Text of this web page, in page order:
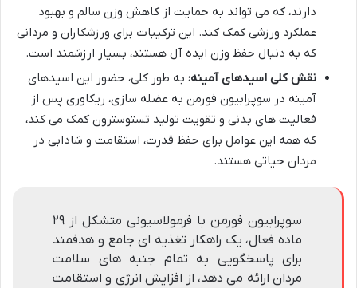
دارند، که می تواند به حمایت از کاهش وزن سالم و بهبود
عملکرد ورزشی کمک کند. این ترکیبات برای ورزشکاران و مردانی
که به دنبال حفظ وزن ایده آل هستند، بسیار ارزشمند است.
نقش کلی اسیدهای آمینه: به طور کلی، حضور این اسیدهای
آمینه در سوپرابیون فورمن به عضله سازی، ریکاوری پس از
فعالیت های بدنی و تقویت تولید تستوسترون کمک می کند،
که همه این عوامل برای حفظ قدرت، استقامت و شادابی در
مردان حیاتی هستند.
سوپرابیون فورمن با فرمولاسیونی متشکل از ۲۹
ماده فعال، یک راهکار تغذیه ای جامع و هدفمند
برای پاسخگویی به تمام جنبه های سلامت
مردان ارائه می دهد، از افزایش انرژی و استقامت